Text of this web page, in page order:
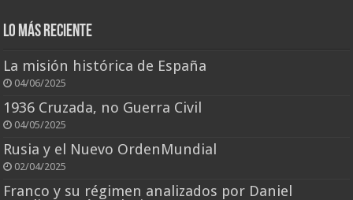
Lo más reciente
La misión histórica de España
04/06/2025
1936 Cruzada, no Guerra Civil
04/05/2025
Rusia y el Nuevo OrdenMundial
02/04/2025
Franco y su régimen analizados por Daniel